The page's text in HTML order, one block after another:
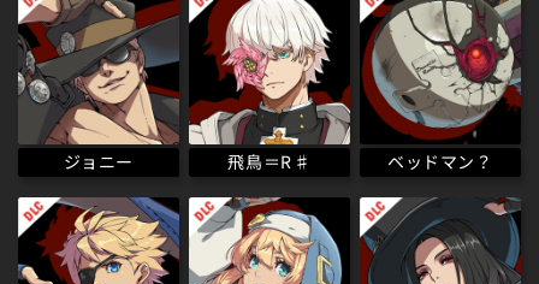
ジョニー 飛鳥＝R♯ ベッドマン？